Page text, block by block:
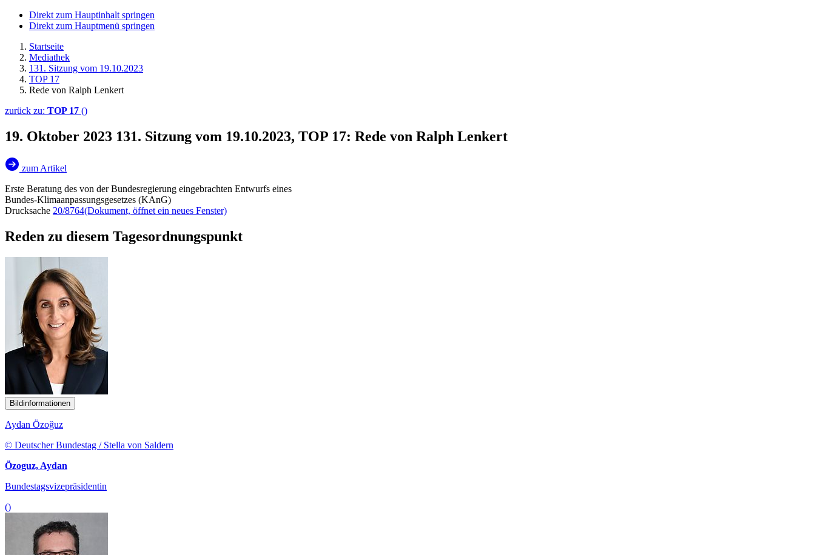
Direkt zum Hauptinhalt springen
Direkt zum Hauptmenü springen
Startseite
Mediathek
131. Sitzung vom 19.10.2023
TOP 17
Rede von Ralph Lenkert
zurück zu: TOP 17 ()
19. Oktober 2023 131. Sitzung vom 19.10.2023, TOP 17: Rede von Ralph Lenkert
zum Artikel
Erste Beratung des von der Bundesregierung eingebrachten Entwurfs eines
Bundes-Klimaanpassungsgesetzes (KAnG)
Drucksache 20/8764(Dokument, öffnet ein neues Fenster)
Reden zu diesem Tagesordnungspunkt
Bildinformationen
Aydan Özoğuz
© Deutscher Bundestag / Stella von Saldern
Özoguz, Aydan
Bundestagsvizepräsidentin
()